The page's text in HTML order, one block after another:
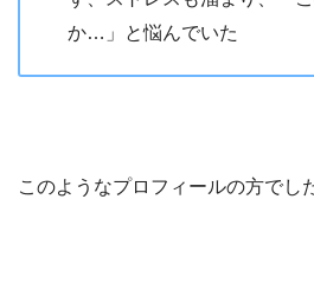
か…」と悩んでいた
このようなプロフィールの方でし